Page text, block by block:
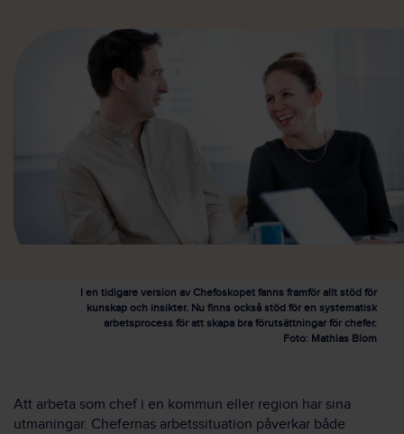
I en tidigare version av Chefoskopet fanns framför allt stöd för
kunskap och insikter. Nu finns också stöd för en systematisk
arbetsprocess för att skapa bra förutsättningar för chefer.
Foto: Mathias Blom
Att arbeta som chef i en kommun eller region har sina
utmaningar. Chefernas arbetssituation påverkar både